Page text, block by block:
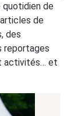
de
articles de
des
reportages
activités… et